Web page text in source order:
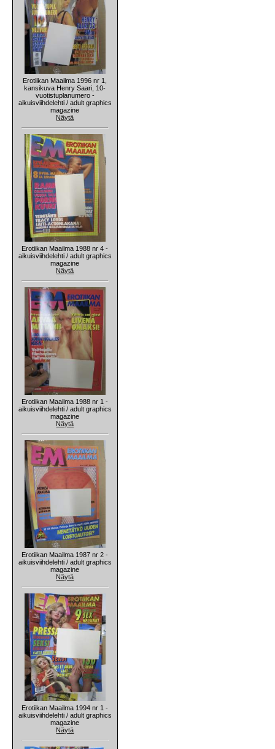
Erotiikan Maailma 1996 nr 1,
kansikuva Henry Saari, 10-
vuotistuplanumero -
aikuisviihdelehti / adult graphics
magazine
Näytä
Erotiikan Maailma 1988 nr 4 -
aikuisviihdelehti / adult graphics
magazine
Näytä
Erotiikan Maailma 1988 nr 1 -
aikuisviihdelehti / adult graphics
magazine
Näytä
Erotiikan Maailma 1987 nr 2 -
aikuisviihdelehti / adult graphics
magazine
Näytä
Erotiikan Maailma 1994 nr 1 -
aikuisviihdelehti / adult graphics
magazine
Näytä